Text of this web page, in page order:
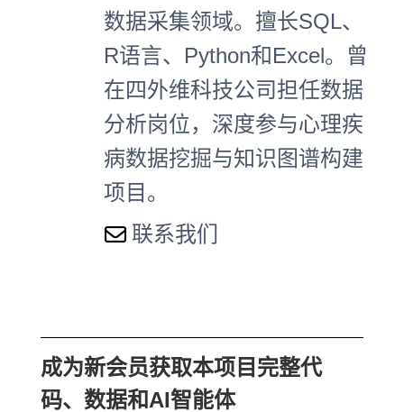
数据采集领域。擅长SQL、
R语言、Python和Excel。曾
在四外维科技公司担任数据
分析岗位，深度参与心理疾
病数据挖掘与知识图谱构建
项目。
联系我们
成为新会员获取本项目完整代
码、数据和AI智能体